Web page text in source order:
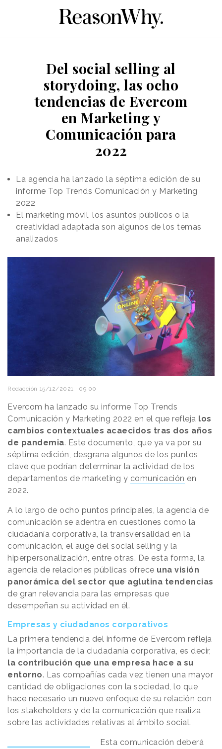
Del social selling al
storydoing, las ocho
tendencias de Evercom
en Marketing y
Comunicación para
2022
La agencia ha lanzado la séptima edición de su
informe Top Trends Comunicación y Marketing
2022
El marketing móvil, los asuntos públicos o la
creatividad adaptada son algunos de los temas
analizados
Redacción 15/12/2021 · 09:00
Evercom ha lanzado su informe Top Trends
Comunicación y Marketing 2022 en el que refleja los
cambios contextuales acaecidos tras dos años
de pandemia. Este documento, que ya va por su
séptima edición, desgrana algunos de los puntos
clave que podrían determinar la actividad de los
departamentos de marketing y comunicación en
2022.
A lo largo de ocho puntos principales, la agencia de
comunicación se adentra en cuestiones como la
ciudadanía corporativa, la transversalidad en la
comunicación, el auge del social selling y la
hiperpersonalización, entre otras. De esta forma, la
agencia de relaciones públicas ofrece una visión
panorámica del sector que aglutina tendencias
de gran relevancia para las empresas que
desempeñan su actividad en él.
Empresas y ciudadanos corporativos
La primera tendencia del informe de Evercom refleja
la importancia de la ciudadanía corporativa, es decir,
la contribución que una empresa hace a su
entorno. Las compañías cada vez tienen una mayor
cantidad de obligaciones con la sociedad, lo que
hace necesario un nuevo enfoque de su relación con
los stakeholders y de la comunicación que realiza
sobre las actividades relativas al ámbito social.
Esta comunicación deberá